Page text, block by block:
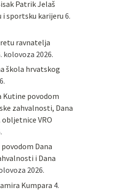
Patrik Jelaš
i sportsku karijeru 6.
ravnatelja
kolovoza 2026.
škola hrvatskog
Kutine povodom
zahvalnosti, Dana
VRO
Dana
i Dana
2026.
Kumpara 4.